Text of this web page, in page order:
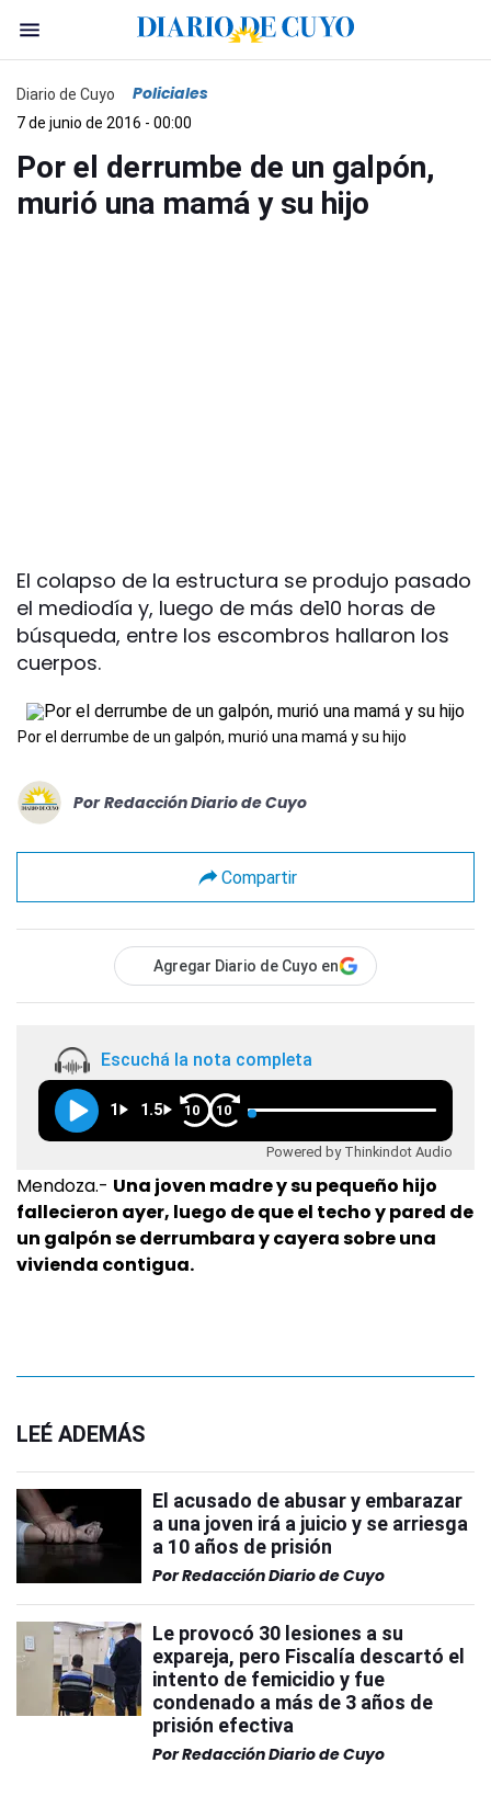
Diario de Cuyo Policiales
7 de junio de 2016 - 00:00
Por el derrumbe de un galpón,
murió una mamá y su hijo
El colapso de la estructura se produjo pasado
el mediodía y, luego de más de10 horas de
búsqueda, entre los escombros hallaron los
cuerpos.
Por el derrumbe de un galpón, murió una mamá y su hijo
Por Redacción Diario de Cuyo
Compartir
Agregar Diario de Cuyo en
Escuchá la nota completa
1 1.5 10 10
Powered by Thinkindot Audio
Mendoza.- Una joven madre y su pequeño hijo
fallecieron ayer, luego de que el techo y pared de
un galpón se derrumbara y cayera sobre una
vivienda contigua.
LEÉ ADEMÁS
El acusado de abusar y embarazar
a una joven irá a juicio y se arriesga
a 10 años de prisión
PorRedacción Diario de Cuyo
Le provocó 30 lesiones a su
expareja, pero Fiscalía descartó el
intento de femicidio y fue
condenado a más de 3 años de
prisión efectiva
PorRedacción Diario de Cuyo